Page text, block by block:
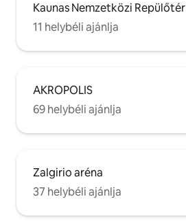
Kaunas Nemzetközi Repülőtér
11 helybéli ajánlja
AKROPOLIS
69 helybéli ajánlja
Zalgirio aréna
37 helybéli ajánlja